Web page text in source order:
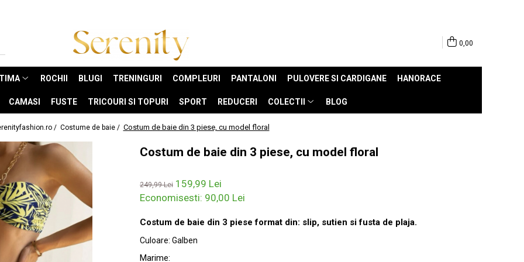
0,00
ROCHII BLUGI TRENINGURI COMPLEURI PANTALONI PULOVERE SI CARDIGANE HANORACE
CAMASI FUSTE TRICOURI SI TOPURI SPORT REDUCERI COLECTII BLOG
/ Costume de baie / Costum de baie din 3 piese, cu model floral
Costum de baie din 3 piese, cu model floral
249,99 Lei 159,99 Lei
Economisesti: 90,00 Lei
Costum de baie din 3 piese format din: slip, sutien si fusta de plaja.
Culoare: Galben
Marime: